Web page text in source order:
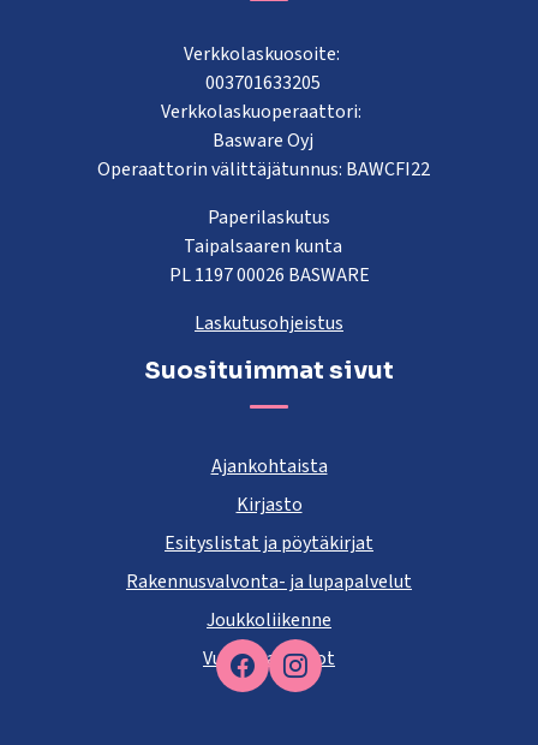
Facebook
Verkkolaskuosoite:
003701633205
Verkkolaskuoperaattori:
Basware Oyj
Operaattorin välittäjätunnus: BAWCFI22
Paperilaskutus
Taipalsaaren kunta
PL 1197 00026 BASWARE
Laskutusohjeistus
Suosituimmat sivut
Ajankohtaista
Kirjasto
Esityslistat ja pöytäkirjat
Rakennusvalvonta- ja lupapalvelut
Joukkoliikenne
Vuokra-asunnot